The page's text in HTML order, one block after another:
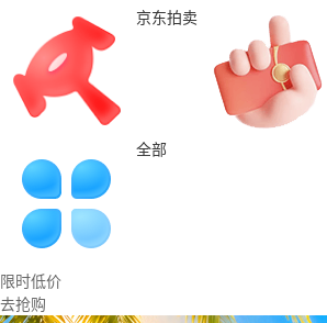
京东拍卖
全部
限时低价
去抢购